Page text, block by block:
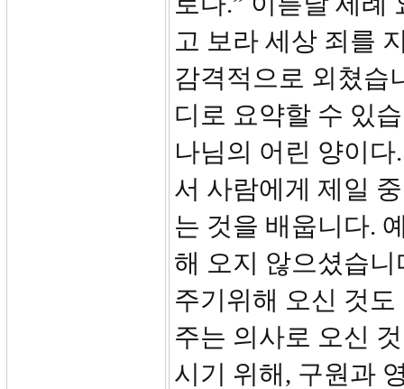
고 보라 세상 죄를
감격적으로 외쳤습
디로 요약할 수 있
나님의 어린 양이
서 사람에게 제일
는 것을 배웁니다.
해 오지 않으셨습
주기위해 오신 것
주는 의사로 오신
시기 위해, 구원과